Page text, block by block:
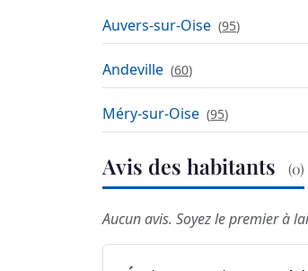
Auvers-sur-Oise (95)
Andeville (60)
Méry-sur-Oise (95)
Avis des habitants (0)
Aucun avis. Soyez le premier à